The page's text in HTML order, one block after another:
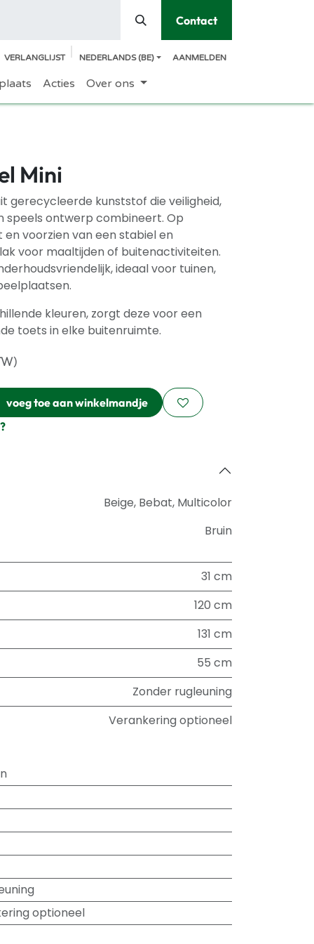
Contact
VERLANGLIJST NEDERLANDS (BE) AANMELDEN
Acties Over ons
Mini
gerecycleerde kunststof die veiligheid,
speels ontwerp combineert. Op
voorzien van een stabiel en
voor maaltijden of buitenactiviteiten.
ideaal voor tuinen,
kleuren, zorgt deze voor een
toets in elke buitenruimte.
voeg toe aan winkelmandje
Beige, Bebat, Multicolor
Bruin
31 cm
120 cm
131 cm
55 cm
Zonder rugleuning
Verankering optioneel
optioneel